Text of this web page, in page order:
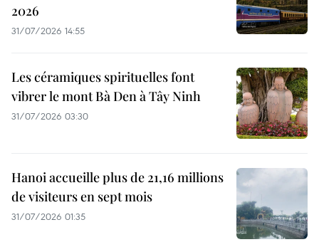
2026
31/07/2026 14:55
Les céramiques spirituelles font
vibrer le mont Bà Den à Tây Ninh
31/07/2026 03:30
Hanoi accueille plus de 21,16 millions
de visiteurs en sept mois ​
31/07/2026 01:35